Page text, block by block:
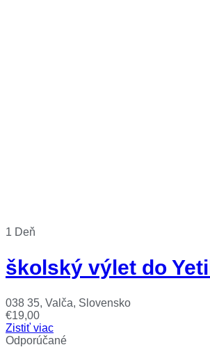
1 Deň
školský výlet do
038 35, Valča, Slovensko
€19,00
Zistiť viac
Odporúčané